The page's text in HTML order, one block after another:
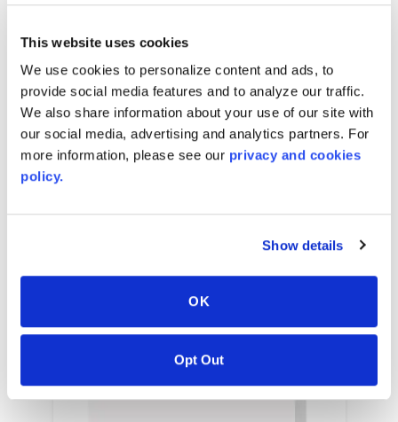
This website uses cookies
We use cookies to personalize content and ads, to
provide social media features and to analyze our traffic.
We also share information about your use of our site with
our social media, advertising and analytics partners. For
more information, please see our privacy and cookies
policy.
Show details
OK
Opt Out
.197"caliper
3.2mmcaliper
5mmcaliper
COULEURS ASSOCIÉES